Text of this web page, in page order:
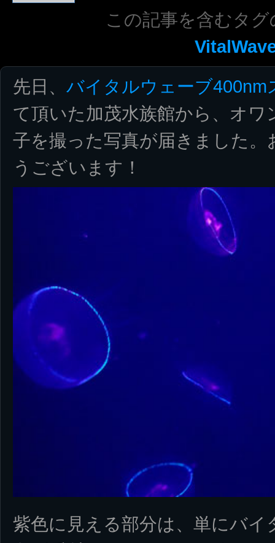
この記事を含むタ
先日、 バイタルウェーブ400nm
て頂いた加茂水族館から、オ
子を撮った写真が届きました
うございます！
紫色に見える部分は、単にバ